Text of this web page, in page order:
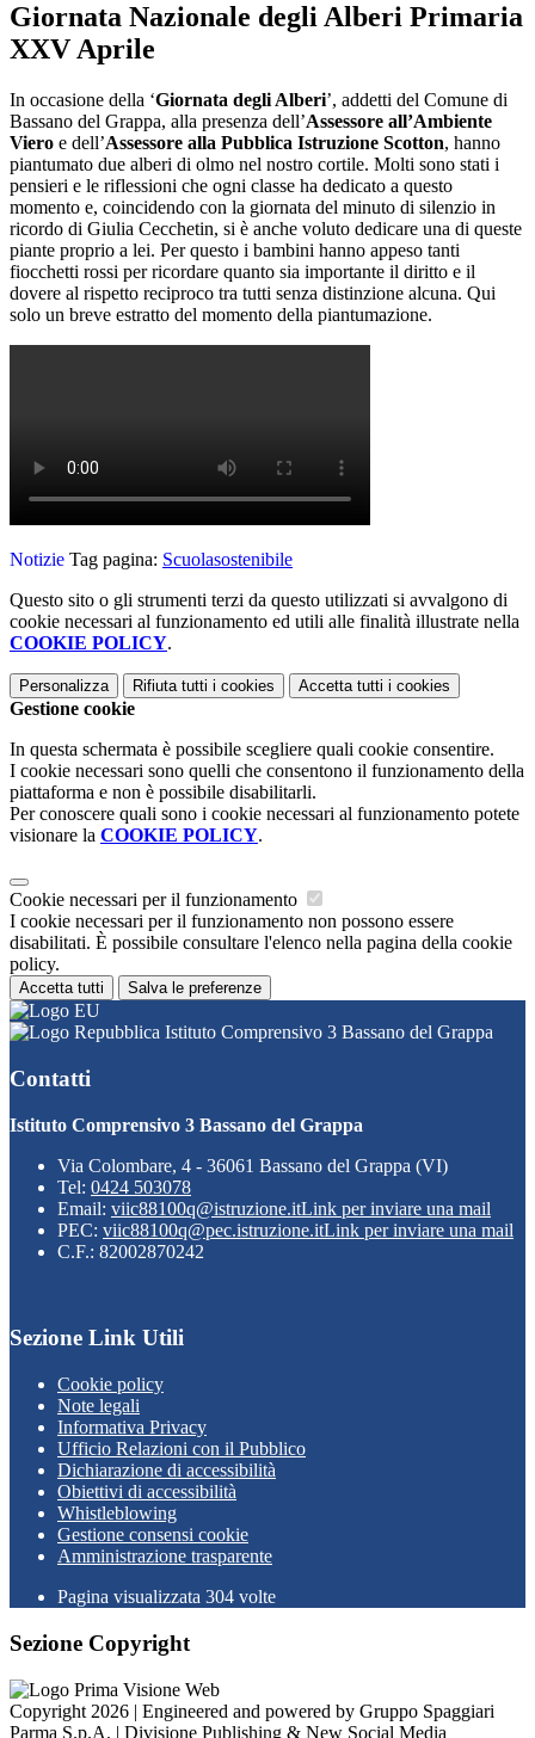
Giornata Nazionale degli Alberi Primaria
XXV Aprile
In occasione della ‘Giornata degli Alberi’, addetti del Comune di
Bassano del Grappa, alla presenza dell’Assessore all’Ambiente
Viero e dell’Assessore alla Pubblica Istruzione Scotton, hanno
piantumato due alberi di olmo nel nostro cortile. Molti sono stati i
pensieri e le riflessioni che ogni classe ha dedicato a questo
momento e, coincidendo con la giornata del minuto di silenzio in
ricordo di Giulia Cecchetin, si è anche voluto dedicare una di queste
piante proprio a lei. Per questo i bambini hanno appeso tanti
fiocchetti rossi per ricordare quanto sia importante il diritto e il
dovere al rispetto reciproco tra tutti senza distinzione alcuna. Qui
solo un breve estratto del momento della piantumazione.
Notizie Tag pagina: Scuolasostenibile
Questo sito o gli strumenti terzi da questo utilizzati si avvalgono di
cookie necessari al funzionamento ed utili alle finalità illustrate nella
COOKIE POLICY.
Personalizza Rifiuta tutti i cookies Accetta tutti i cookies
Gestione cookie
In questa schermata è possibile scegliere quali cookie consentire.
I cookie necessari sono quelli che consentono il funzionamento della
piattaforma e non è possibile disabilitarli.
Per conoscere quali sono i cookie necessari al funzionamento potete
visionare la COOKIE POLICY.
Cookie necessari per il funzionamento
I cookie necessari per il funzionamento non possono essere
disabilitati. È possibile consultare l'elenco nella pagina della cookie
policy.
Accetta tutti Salva le preferenze
Istituto Comprensivo 3 Bassano del Grappa
Contatti
Istituto Comprensivo 3 Bassano del Grappa
Via Colombare, 4 - 36061 Bassano del Grappa (VI)
Tel: 0424 503078
Email: viic88100q@istruzione.itLink per inviare una mail
PEC: viic88100q@pec.istruzione.itLink per inviare una mail
C.F.: 82002870242
Sezione Link Utili
Cookie policy
Note legali
Informativa Privacy
Ufficio Relazioni con il Pubblico
Dichiarazione di accessibilità
Obiettivi di accessibilità
Whistleblowing
Gestione consensi cookie
Amministrazione trasparente
Pagina visualizzata 304 volte
Sezione Copyright
Copyright 2026 | Engineered and powered by Gruppo Spaggiari
Parma S.p.A. | Divisione Publishing & New Social Media